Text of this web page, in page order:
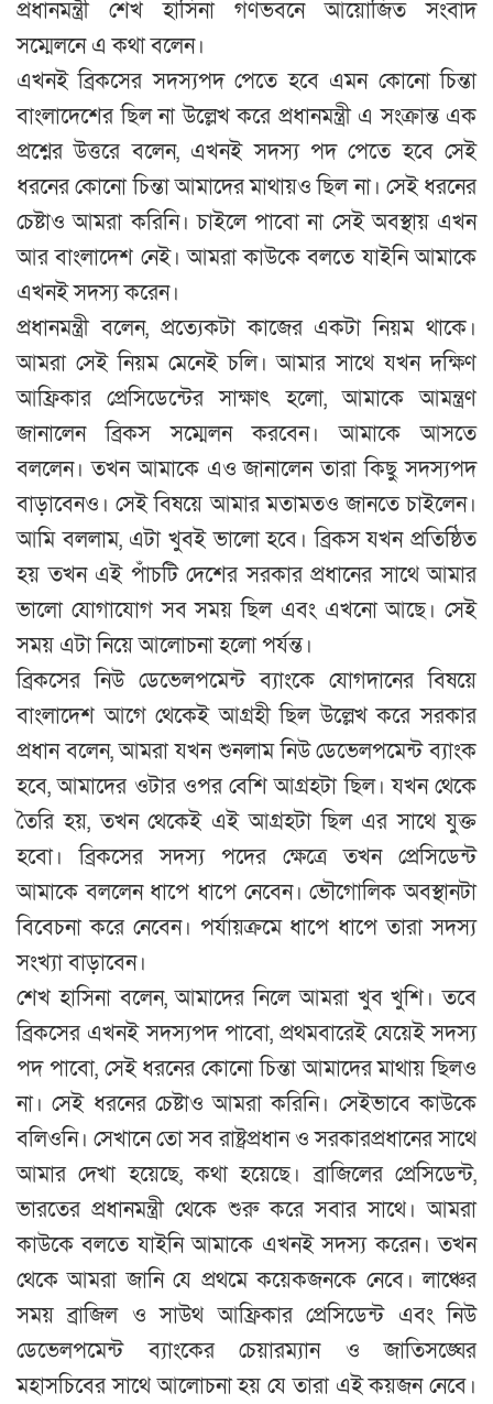
প্রধানমন্ত্রী শেখ হাসিনা গণভবনে আয়োজিত সংবাদ
সম্মেলনে এ কথা বলেন।
এখনই ব্রিকসের সদস্যপদ পেতে হবে এমন কোনো চিন্তা
বাংলাদেশের ছিল না উল্লেখ করে প্রধানমন্ত্রী এ সংক্রান্ত এক
প্রশ্নের উত্তরে বলেন, এখনই সদস্য পদ পেতে হবে সেই
ধরনের কোনো চিন্তা আমাদের মাথায়ও ছিল না। সেই ধরনের
চেষ্টাও আমরা করিনি। চাইলে পাবো না সেই অবস্থায় এখন
আর বাংলাদেশ নেই। আমরা কাউকে বলতে যাইনি আমাকে
এখনই সদস্য করেন।
প্রধানমন্ত্রী বলেন, প্রত্যেকটা কাজের একটা নিয়ম থাকে।
আমরা সেই নিয়ম মেনেই চলি। আমার সাথে যখন দক্ষিণ
আফ্রিকার প্রেসিডেন্টের সাক্ষাৎ হলো, আমাকে আমন্ত্রণ
জানালেন ব্রিকস সম্মেলন করবেন। আমাকে আসতে
বললেন। তখন আমাকে এও জানালেন তারা কিছু সদস্যপদ
বাড়াবেনও। সেই বিষয়ে আমার মতামতও জানতে চাইলেন।
আমি বললাম, এটা খুবই ভালো হবে। ব্রিকস যখন প্রতিষ্ঠিত
হয় তখন এই পাঁচটি দেশের সরকার প্রধানের সাথে আমার
ভালো যোগাযোগ সব সময় ছিল এবং এখনো আছে। সেই
সময় এটা নিয়ে আলোচনা হলো পর্যন্ত।
ব্রিকসের নিউ ডেভেলপমেন্ট ব্যাংকে যোগদানের বিষয়ে
বাংলাদেশ আগে থেকেই আগ্রহী ছিল উল্লেখ করে সরকার
প্রধান বলেন, আমরা যখন শুনলাম নিউ ডেভেলপমেন্ট ব্যাংক
হবে, আমাদের ওটার ওপর বেশি আগ্রহটা ছিল। যখন থেকে
তৈরি হয়, তখন থেকেই এই আগ্রহটা ছিল এর সাথে যুক্ত
হবো। ব্রিকসের সদস্য পদের ক্ষেত্রে তখন প্রেসিডেন্ট
আমাকে বললেন ধাপে ধাপে নেবেন। ভৌগোলিক অবস্থানটা
বিবেচনা করে নেবেন। পর্যায়ক্রমে ধাপে ধাপে তারা সদস্য
সংখ্যা বাড়াবেন।
শেখ হাসিনা বলেন, আমাদের নিলে আমরা খুব খুশি। তবে
ব্রিকসের এখনই সদস্যপদ পাবো, প্রথমবারেই যেয়েই সদস্য
পদ পাবো, সেই ধরনের কোনো চিন্তা আমাদের মাথায় ছিলও
না। সেই ধরনের চেষ্টাও আমরা করিনি। সেইভাবে কাউকে
বলিওনি। সেখানে তো সব রাষ্ট্রপ্রধান ও সরকারপ্রধানের সাথে
আমার দেখা হয়েছে, কথা হয়েছে। ব্রাজিলের প্রেসিডেন্ট,
ভারতের প্রধানমন্ত্রী থেকে শুরু করে সবার সাথে। আমরা
কাউকে বলতে যাইনি আমাকে এখনই সদস্য করেন। তখন
থেকে আমরা জানি যে প্রথমে কয়েকজনকে নেবে। লাঞ্চের
সময় ব্রাজিল ও সাউথ আফ্রিকার প্রেসিডেন্ট এবং নিউ
ডেভেলপমেন্ট ব্যাংকের চেয়ারম্যান ও জাতিসঙ্ঘের
মহাসচিবের সাথে আলোচনা হয় যে তারা এই কয়জন নেবে।